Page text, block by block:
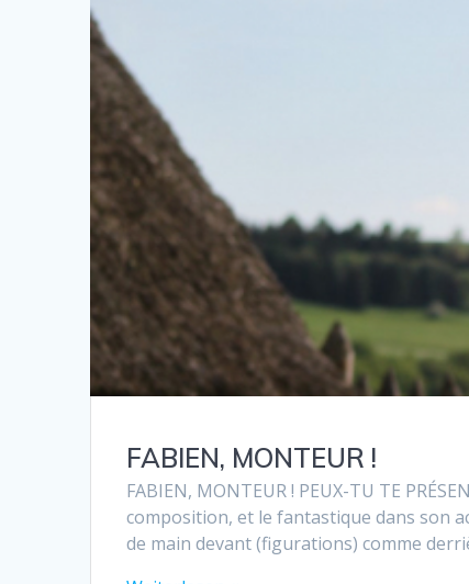
FABIEN, MONTEUR !
FABIEN, MONTEUR ! PEUX-TU TE
composition, et le fantastique dans son
de main devant (figurations) comme